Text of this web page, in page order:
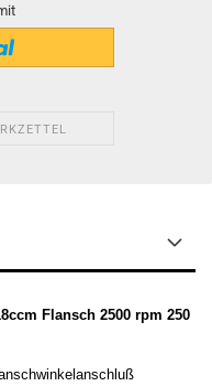
Flansch 2500 rpm 250